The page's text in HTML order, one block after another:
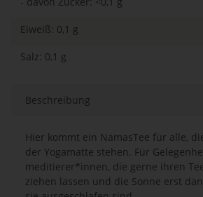
Eiweiß: 0,1 g
Salz: 0,1 g
Beschreibung
Hier kommt ein NamasTee für alle,
der Yogamatte stehen. Für
meditierer*innen, die gerne ihren
ziehen lassen und die Sonne erst